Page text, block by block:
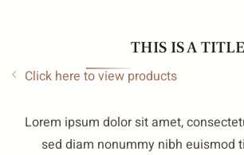
THIS IS A
Click here to view products
Lorem ipsum dolor sit amet,
sed diam nonummy nibh